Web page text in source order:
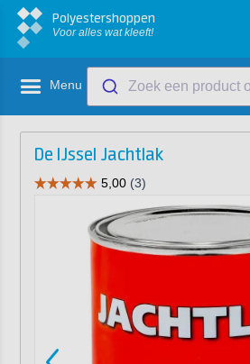
Polyestershoppen
Voor alles wat kleeft!
Menu Zoek een product
De IJssel Jachtlak